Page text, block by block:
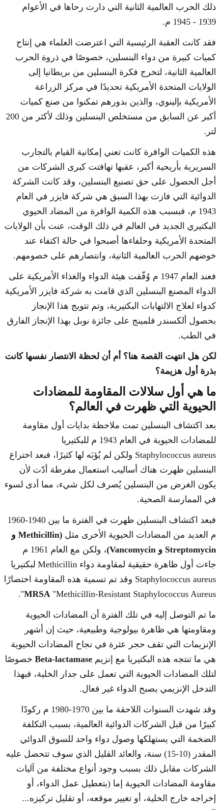
ذلك الحرب العالمية الثانية التي دارت رحاها في الأعوام
1939 - 1945 م.
فقد كانت العقبة الرئيسية التي اعترضت العلماء هي إنتاج
كميات كبيرة من دواء البنسلين، خصوصًا في ذروة الحرب
العالمية الثانية، لتخرج فكرة البنسلين من بريطانيا إلى
الولايات المتحدة الأمريكية تحديدًا في مركز الزراعة
الأمريكية بإلينوي، والذين بدورهم تمكنوا من صنع كميات
أكبر عن السابق من مستخلص البنسلين وذلك لأكثر من 200
لتر.
هذه الكميات الوافرة كانت تعني إمكانية القيام بالتجارب
السريرية بأريحية أكبر، عقبها تهافتت كبرى الشركات من
أجل الحصول على حق تصنيع البنسلين، وقد كانت الشركة
الدوائية التي فازت بهذا السبق هي شركة فايزر في العام
1943 م، فبسبب هذه الكمية الوافرة من المضاد الحيوي
البكتيري الجديد في العالم في ذلك الوقت، عنت بأن الولايات
المتحدة الأمريكية وحلفاءها أصبحوا في حالة اكتفاء عند
خوضهم الحرب العالمية الثانية، وانتصارهم على خصومهم.
فعند العام 1947 م وُفّقت هيئة الدواء والغذاء الأمريكية على
الدواء المصنع البنسلين الذي قامت به شركة فايزر الأمريكية
كدواء لعلاج الالتهابات البكتيرية، وتم تتويج هذا الإنجاز
بحصول ألكسندر فلمينج على جائزة نوبل بهذا الإنجاز الفارق
في الطب.
لكن هل انتهت القصة هنا؟ أم أن لحظة الانتصار نفسها كانت
بذرة أول هزيمة؟
ما هي أول سلالات المقاومة للمضادات
الحيوية التي ظهرت في العالم؟
بعد اكتشاف البنسلين تمت ملاحظة بدايات أول مقاومة
للمضادات الحيوية في العام 1943 م للبكتيريا
Staphylococcus aureus ولكن لم يُؤبَه لها كثيرًا، فبعد اختراع
البنسلين ظهرت هناك أساليب استعمال مفرطة أدّت لأن
يكون الغرض من البنسلين يُصرف لكل شيء، مما أدى لسوء
في الممارسة الصحية.
فبعد اكتشاف البنسلين ظهرت في الفترة ما بين 1940-1960
م العديد من المضادات الحيوية الأخرى مثل
(Methicillin و
Streptomycin و Vancomycin)
، ولكن مع العام 1961 م
جاءت أول ظاهرة حقيقية لمقاومة دواء Methicillin لبكتيريا
Staphylococcus aureus وقد تم تسمية هذه المقاومة اختصارًا
MRSA "Methicillin-Resistant Staphylococcus Aureus".
ما تم التوصل إليه في تلك الفترة أن المضادات الحيوية
ومقاومتها هي ظاهرة بيولوجية وطبيعية، حيث إن أشهر
الإنزيمات التي تقف حجر عثرة في نجاح المضادات الحيوية
هي ما تنتجه هذه البكتيريا مع إنزيم Beta-lactamase خصوصًا
لتلك المضادات الحيوية التي تعمل على جدار الخلية، فبهذا
التدخل الإنزيمي يصبح الدواء غير فعال.
وقد شهدت السنوات اللاحقة ما بين 1970-1980 م ركودًا
كبيرًا من قبل الشركات الدوائية العالمية، بسبب التكلفة
الضخمة التي يستهلكها وصول دواء واحد للسوق الدوائي
المقدر (10-15) سنة، والعائد القليل الذي سوف تتحصل عليه
الشركات مقابل ذلك بسبب وجود أنواع مختلفة من آليات
مقاومة المضادات الحيوية إما (بتعطيل عمل الدواء، أو
إخراجه خارج الخلية، أو تغيير موقعه، أو تقليل تركيزه...